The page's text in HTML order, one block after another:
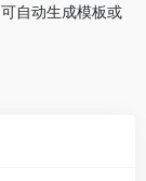
自动生成模板或